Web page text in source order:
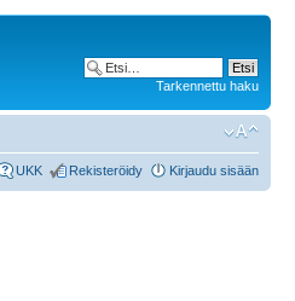
Tarkennettu haku
UKK Rekisteröidy Kirjaudu sisään